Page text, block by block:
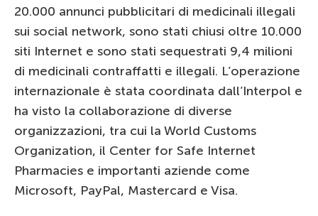
20.000 annunci pubblicitari di medicinali illegali
sui social network, sono stati chiusi oltre 10.000
siti Internet e sono stati sequestrati 9,4 milioni
di medicinali contraffatti e illegali. L’operazione
internazionale è stata coordinata dall’Interpol e
ha visto la collaborazione di diverse
organizzazioni, tra cui la World Customs
Organization, il Center for Safe Internet
Pharmacies e importanti aziende come
Microsoft, PayPal, Mastercard e Visa.